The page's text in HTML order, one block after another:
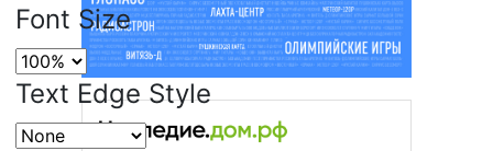
Font Size
Text Edge Style